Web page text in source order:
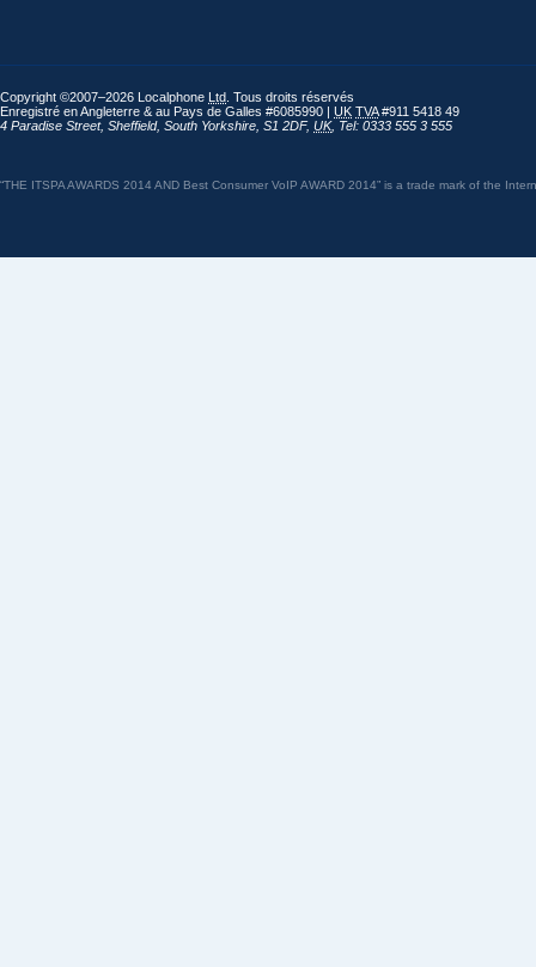
Copyright ©2007–2026 Localphone Ltd . Tous droits réservés
Enregistré en Angleterre & au Pays de Galles #6085990 | UK TVA#911 5418 49
4 Paradise Street, Sheffield, South Yorkshire S1 2DF, UK, Tel: 0333 555 3 555
“THE ITSPA AWARDS 2014 AND Best Consumer VoIP AWARD 2014” is a trade mark of the